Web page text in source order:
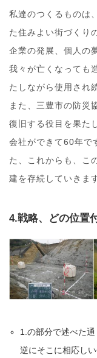
私達のつくるものは
た住みよい街づくり
企業の発展、個人の
我々が亡くなっても
たしながら使用され
また、三豊市の防災
復旧する役目を果た
会社ができて60年で
た、これからも、こ
建を存続していきま
4.戦略、どの位置
1.の部分で述べた
逆にそこに相応し